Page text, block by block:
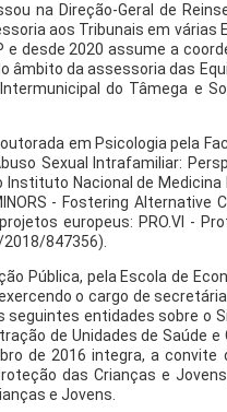
na Direção-Geral de
aos Tribunais em várias
e desde 2020 assume a
âmbito da assessoria das
do Tâmega e
em Psicologia pela
Sexual Intrafamiliar:
Nacional de Medicina
- Fostering Alternative
europeus: PRO.VI -
847356).
Pública, pela Escola de
o cargo de
seguintes entidades sobre o
de Unidades de Saúde e
de 2016 integra, a convite
das Crianças e
e Jovens.